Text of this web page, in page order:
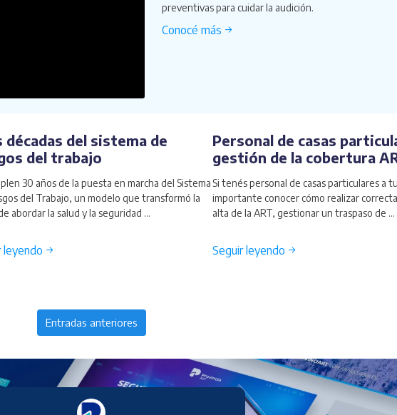
preventivas para cuidar la audición.
Conocé más →
décadas del sistema de
del trabajo
30 años de la puesta en marcha del Sistema
del Trabajo, un modelo que transformó la
abordar la salud y la seguridad ...
leyendo →
Personal de casas
gestión de la cobertura
Si tenés personal de casas particulares a
importante conocer cómo realizar
alta de la ART, gestionar un traspaso de ...
Seguir leyendo →
Entradas anteriores